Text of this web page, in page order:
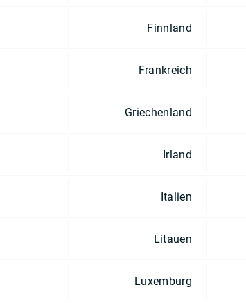
Finnland
Frankreich
Griechenland
Irland
Italien
Litauen
Luxemburg